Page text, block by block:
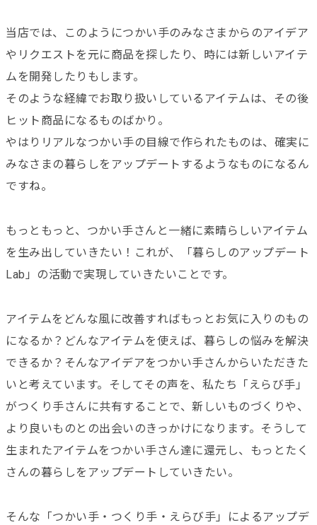
当店では、このようにつかい手のみなさまからのアイデア
やリクエストを元に商品を探したり、時には新しいアイテ
ムを開発したりもします。
そのような経緯でお取り扱いしているアイテムは、その後
ヒット商品になるものばかり。
やはりリアルなつかい手の目線で作られたものは、確実に
みなさまの暮らしをアップデートするようなものになるん
ですね。
もっともっと、つかい手さんと一緒に素晴らしいアイテム
を生み出していきたい！これが、「暮らしのアップデート
Lab」の活動で実現していきたいことです。
アイテムをどんな風に改善すればもっとお気に入りのもの
になるか？どんなアイテムを使えば、暮らしの悩みを解決
できるか？そんなアイデアをつかい手さんからいただきた
いと考えています。そしてその声を、私たち「えらび手」
がつくり手さんに共有することで、新しいものづくりや、
より良いものとの出会いのきっかけになります。そうして
生まれたアイテムをつかい手さん達に還元し、もっとたく
さんの暮らしをアップデートしていきたい。
そんな「つかい手・つくり手・えらび手」によるアップデ